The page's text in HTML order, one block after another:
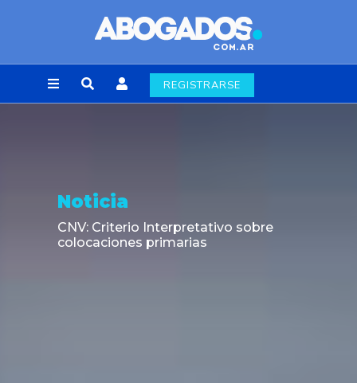
REGISTRARSE
Noticia
CNV: Criterio Interpretativo sobre
colocaciones primarias